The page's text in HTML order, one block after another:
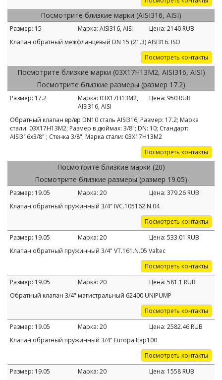
Посмотрите близкие марки (AISI316, AISI)
Размер: 15 Марка: AISI316, AISI Цена: 2140 RUB
Клапан обратный межфланцевый DN 15 (21.3) AISI316. ISO
Посмотреть контакты
Посмотрите близкие марки (03Х17Н13М2, AISI316, AISI)
Посмотрите близкие размеры (размер 17.2)
Размер: 17.2 Марка: 03Х17Н13М2,
AISI316, AISI
Цена: 950 RUB
Обратный клапан вр/вр DN10 сталь AISI316; Размер: 17.2; Марка
стали: 03Х17Н13М2; Размер в дюймах: 3/8"; DN: 10; Стандарт:
AISI316х3/8" ; Стенка 3/8"; Марка стали: 03Х17Н13М2
Посмотреть контакты
Посмотрите близкие марки (20)
Посмотрите близкие размеры (размер 19.05)
Размер: 19.05 Марка: 20 Цена: 379.26 RUB
Клапан обратный пружинный 3/4" IVC.105162.N.04
Посмотреть контакты
Размер: 19.05 Марка: 20 Цена: 533.01 RUB
Клапан обратный пружинный 3/4" VT.161.N.05 Valtec
Посмотреть контакты
Размер: 19.05 Марка: 20 Цена: 581.1 RUB
Обратный клапан 3/4" магистральный 62400 UNIPUMP
Посмотреть контакты
Размер: 19.05 Марка: 20 Цена: 2582.46 RUB
Клапан обратный пружинный 3/4" Europa Itap100
Посмотреть контакты
Размер: 19.05 Марка: 20 Цена: 1558 RUB